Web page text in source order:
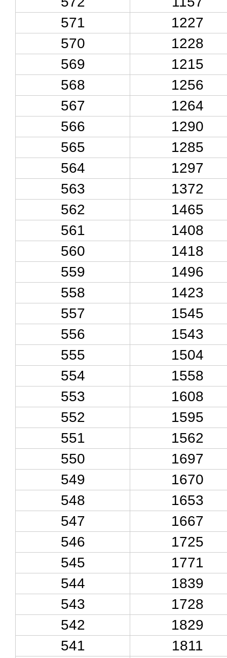
571
1227
570
1228
569
1215
568
1256
567
1264
566
1290
565
1285
564
1297
563
1372
562
1465
561
1408
560
1418
559
1496
558
1423
557
1545
556
1543
555
1504
554
1558
553
1608
552
1595
551
1562
550
1697
549
1670
548
1653
547
1667
546
1725
545
1771
544
1839
543
1728
542
1829
541
1811